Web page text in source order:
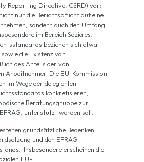
Reporting Directive, CSRD) vor:
nur die Berichtspflicht auf eine
sondern auch den Umfang
im Bereich Soziales.
beziehen sich etwa
die Existenz von
des Anteils der von
Arbeitnehmer. Die EU-Kommission
im Wege der delegierten
konkretisieren,
Beratungsgruppe zur
EFRAG , unterstützt werden soll.
grundsätzliche Bedenken
und den EFRAG-
Insbesondere erscheinen die
EU-